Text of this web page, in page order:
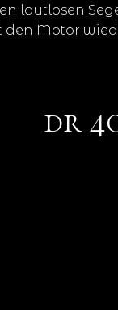
lautlosen
den Motor
dr